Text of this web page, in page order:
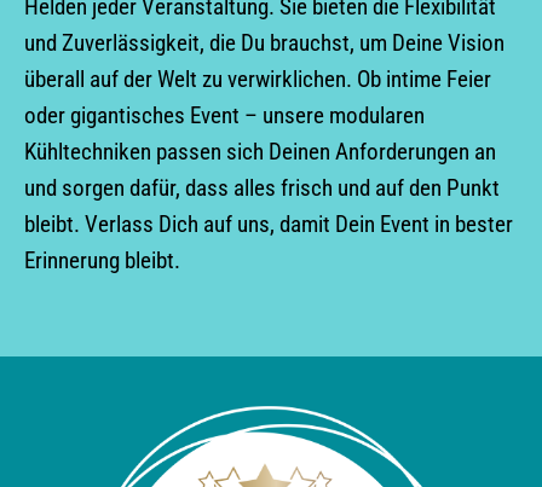
Helden jeder Veranstaltung. Sie bieten die Flexibilität
und Zuverlässigkeit, die Du brauchst, um Deine Vision
überall auf der Welt zu verwirklichen. Ob intime Feier
oder gigantisches Event – unsere modularen
Kühltechniken passen sich Deinen Anforderungen an
und sorgen dafür, dass alles frisch und auf den Punkt
bleibt. Verlass Dich auf uns, damit Dein Event in bester
Erinnerung bleibt.